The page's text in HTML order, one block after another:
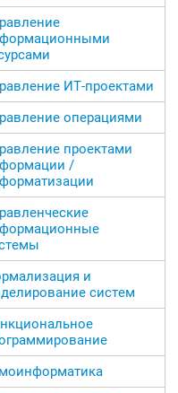
ИТ-проектами
операциями
проектами
/
и
систем